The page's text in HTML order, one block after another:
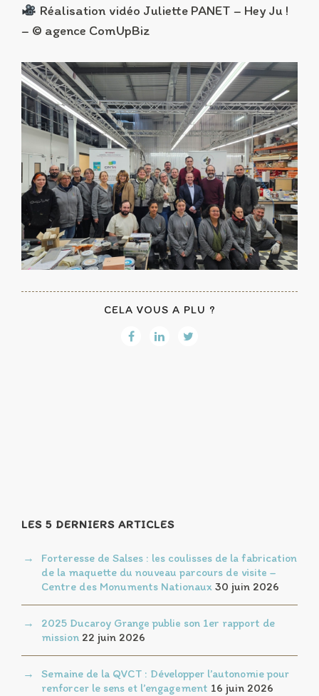
Réalisation vidéo Juliette PANET – Hey Ju !
– © agence ComUpBiz
CELA VOUS A PLU ?
LES 5 DERNIERS ARTICLES
Forteresse de Salses : les coulisses de la fabrication
de la maquette du nouveau parcours de visite –
Centre des Monuments Nationaux 30 juin 2026
2025 Ducaroy Grange publie son 1er rapport de
mission 22 juin 2026
Semaine de la QVCT : Développer l’autonomie pour
renforcer le sens et l’engagement 16 juin 2026